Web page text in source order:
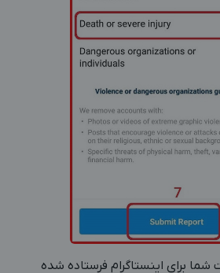
شما برای اینستاگرام فرستاده شده